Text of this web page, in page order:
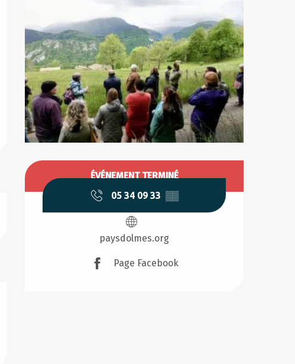
Ouverture et coordonnées
ÉVÉNEMENT TERMINÉ
05 34 09 33 ▒▒
paysdolmes.org
Page Facebook